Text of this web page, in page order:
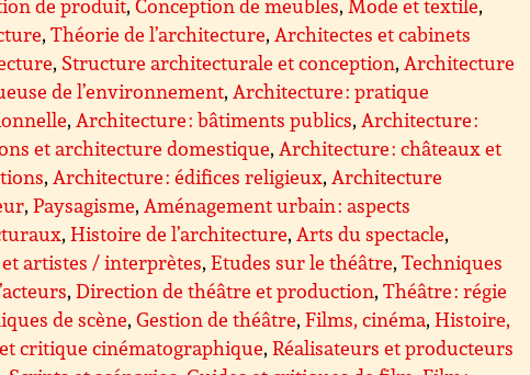
de produit,Conception de meubles,Mode et textile,
,Théorie de l’architecture,Architectes et cabinets
, Structure architecturale et conception,Architecture
de l’environnement,Architecture : pratique
,Architecture : bâtiments publics,Architecture :
et architecture domestique,Architecture : châteaux et
,Architecture : édifices religieux,Architecture
,Paysagisme,Aménagement urbain : aspects
,Histoire de l’architecture,Arts du spectacle,
artistes / interprètes,Etudes sur le théâtre,Techniques
,Direction de théâtre et production,Théâtre : régie
de scène,Gestion de théâtre,Films, cinéma,Histoire,
critique cinématographique,Réalisateurs et producteurs